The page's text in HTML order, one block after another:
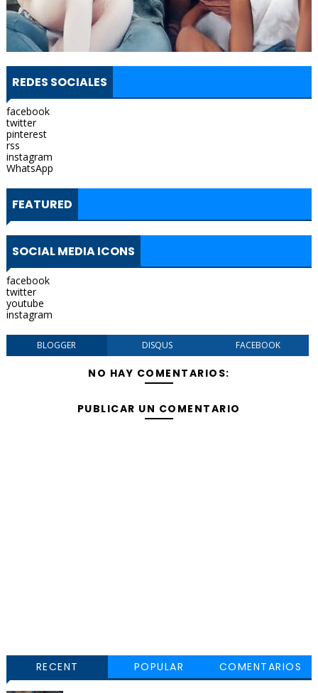
REDES SOCIALES
facebook
twitter
pinterest
rss
instagram
WhatsApp
FEATURED
SOCIAL MEDIA ICONS
facebook
twitter
youtube
instagram
BLOGGER DISQUS FACEBOOK
NO HAY COMENTARIOS:
PUBLICAR UN COMENTARIO
RECENT POPULAR COMENTARIOS